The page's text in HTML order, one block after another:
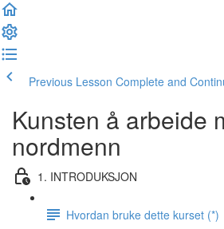
Previous Lesson Complete and
Kunsten å arbeide
nordmenn
1. INTRODUKSJON
Hvordan bruke dette kurset (*)